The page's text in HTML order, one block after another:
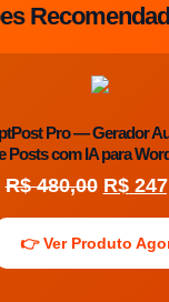
Pro — Gerador
Posts com IA para
R$480,00 R$
👉 Ver Produto